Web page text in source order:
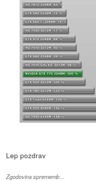
Lep pozdrav
Zgodovina sprememb…